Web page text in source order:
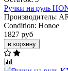
Ручки на руль
Производитель:
Condition: Новое
1827 руб
в корзину